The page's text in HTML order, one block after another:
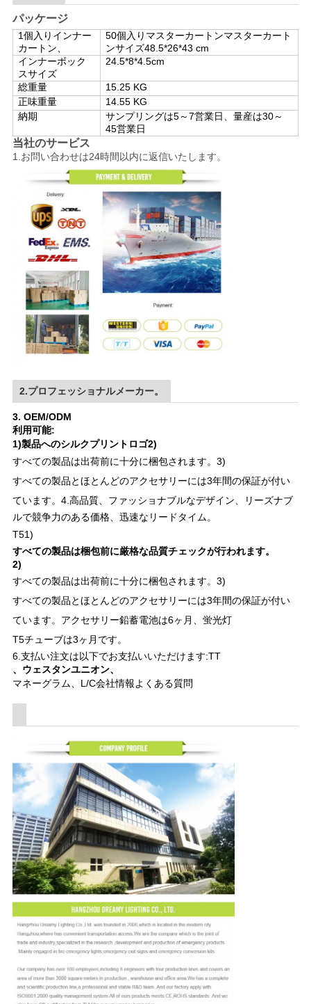
パッケージ
1個入りインナー
カートン、
50個入りマスターカートンマスターカート
ンサイズ48.5*26*43 cm
インナーボック
スサイズ
24.5*8*4.5cm
総重量
15.25 KG
正味重量
14.55 KG
納期
サンプリングは5～7営業日、量産は30～
45営業日
当社のサービス
1.お問い合わせは24時間以内に返信いたします。
2.プロフェッショナルメーカー。
3. OEM/ODM
利用可能:
1)製品へのシルクプリントロゴ2)
すべての製品は出荷前に十分に梱包されます。 3)
すべての製品とほとんどのアクセサリーには3年間の保証が付い
ています。 4.高品質、ファッショナブルなデザイン、リーズナブ
ルで競争力のある価格、迅速なリードタイム。
T51)
すべての製品は梱包前に厳格な品質チェックが行われます。
2)
すべての製品は出荷前に十分に梱包されます。 3)
すべての製品とほとんどのアクセサリーには3年間の保証が付い
ています。 アクセサリー鉛蓄電池は6ヶ月、蛍光灯
T5チューブは3ヶ月です。
6.支払い注文は以下でお支払いいただけます:TT
、ウェスタンユニオン、
マネーグラム 、L/C会社情報よくある質問